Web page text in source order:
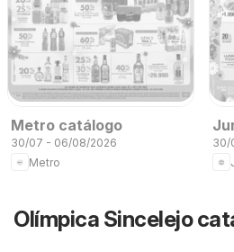
Metro catálogo
30/07 - 06/08/2026
Metro
30/
Olímpica Sincelejo